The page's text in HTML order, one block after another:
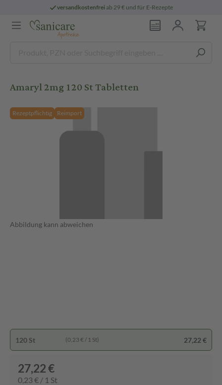
versandkostenfreiab 29 € und für E-Rezepte
Amaryl 2mg 120 St Tabletten
Rezeptpflichtig Reimport
Abbildung kann abweichen
120 St (0,23 € / 1 St) 27,22 €
27,22 €
0,23 € / 1 St